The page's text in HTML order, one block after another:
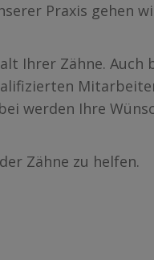
Praxis gehen
Ihrer Zähne. Auch
werden Ihre
Zähne zu helfen.